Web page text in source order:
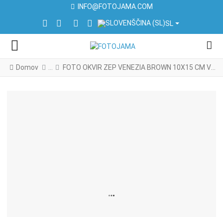
INFO@FOTOJAMA.COM
FACEBOOK SOCIAL LINK
INSTAGRAM SOCIAL LINK
LINKEDIN SOCIAL LINK
YOUTUBE SOCIAL LINK
IZBERITE VAŠ JEZIK
SL
Domov FOTO OKVIR ZEP VENEZIA BROWN 10X15 CM VN846B